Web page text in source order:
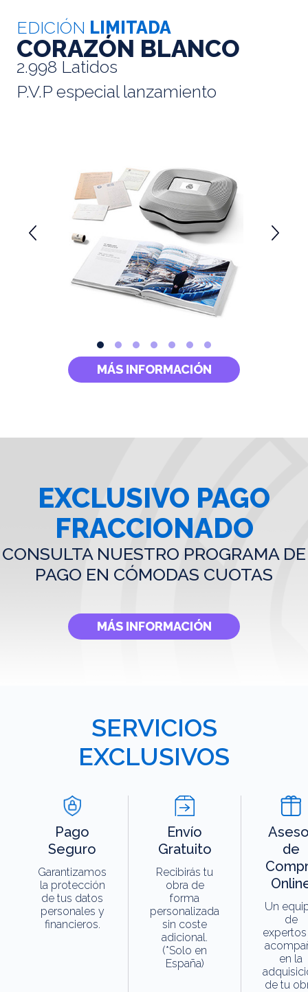
EDICIÓN LIMITADA
CORAZÓN BLANCO
2.998 Latidos
P.V.P especial lanzamiento
MÁS INFORMACIÓN
EXCLUSIVO PAGO
FRACCIONADO
CONSULTA NUESTRO PROGRAMA DE
PAGO EN CÓMODAS CUOTAS
MÁS INFORMACIÓN
SERVICIOS
EXCLUSIVOS
Pago
Seguro
Garantizamos
la protección
de tus datos
personales y
financieros.
Envío
Gratuito
Recibirás tu
obra de
forma
personalizada
sin coste
adicional.
(*Solo en
España)
de
Un
de
en la
de tu